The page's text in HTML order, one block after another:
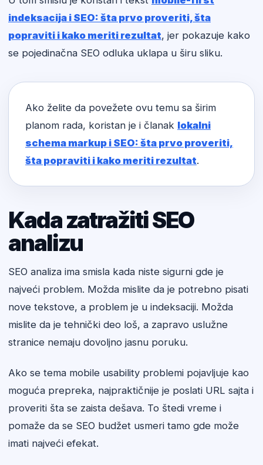
indeksacija i SEO: šta prvo proveriti, šta
popraviti i kako meriti rezultat, jer pokazuje kako
se pojedinačna SEO odluka uklapa u širu sliku.
Ako želite da povežete ovu temu sa širim
planom rada, koristan je i članak lokalni
schema markup i SEO: šta prvo proveriti,
šta popraviti i kako meriti rezultat.
Kada zatražiti SEO
analizu
SEO analiza ima smisla kada niste sigurni gde je
najveći problem. Možda mislite da je potrebno pisati
nove tekstove, a problem je u indeksaciji. Možda
mislite da je tehnički deo loš, a zapravo uslužne
stranice nemaju dovoljno jasnu poruku.
Ako se tema mobile usability problemi pojavljuje kao
moguća prepreka, najpraktičnije je poslati URL sajta i
proveriti šta se zaista dešava. To štedi vreme i
pomaže da se SEO budžet usmeri tamo gde može
imati najveći efekat.